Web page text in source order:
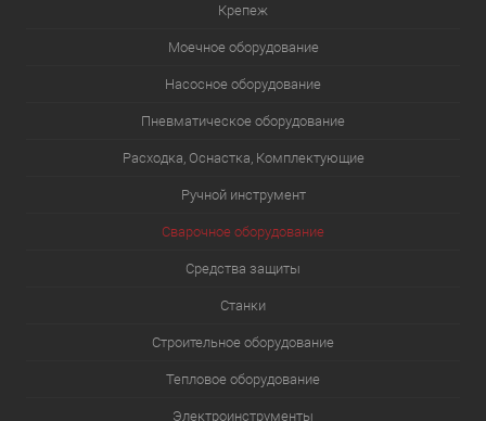
Крепеж
Моечное оборудование
Насосное оборудование
Пневматическое оборудование
Расходка, Оснастка, Комплектующие
Ручной инструмент
Сварочное оборудование
Средства защиты
Станки
Строительное оборудование
Тепловое оборудование
Электроинструменты